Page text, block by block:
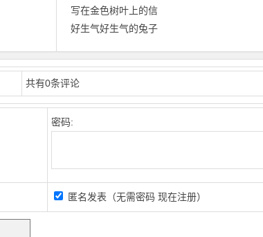
写在金色树叶上的信
好生气好生气的兔子
共有0条评论
密码:
匿名发表（无需密码 现在注册）